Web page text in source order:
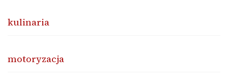
kulinaria
motoryzacja